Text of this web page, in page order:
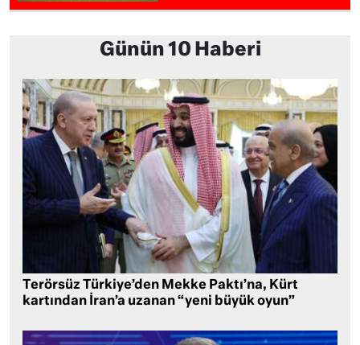
Günün 10 Haberi
Terörsüz Türkiye’den Mekke Paktı’na, Kürt
kartından İran’a uzanan “yeni büyük oyun”